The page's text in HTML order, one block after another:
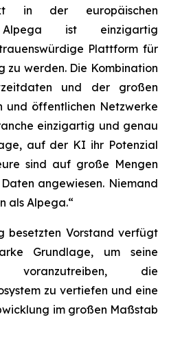
in der europäischen
Alpega ist einzigartig
Plattform für
zu werden. Die Kombination
und der großen
und öffentlichen Netzwerke
einzigartig und genau
auf der KI ihr Potenzial
sind auf große Mengen
angewiesen. Niemand
als Alpega.“
besetzten Vorstand verfügt
Grundlage, um seine
die
zu vertiefen und eine
im großen Maßstab